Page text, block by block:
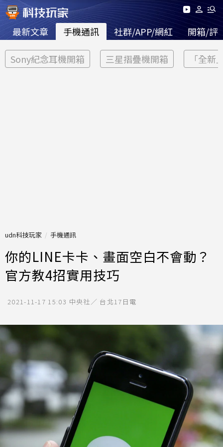
最新文章 手機通訊 社群/APP/網紅 開箱/評
Sony紀念耳機開箱 三星摺疊機開箱 「全新
udn科技玩家 手機通訊
你的LINE卡卡、畫面空白不會動？
官方教4招實用技巧
2021-11-17 15:03 中央社／ 台北17日電